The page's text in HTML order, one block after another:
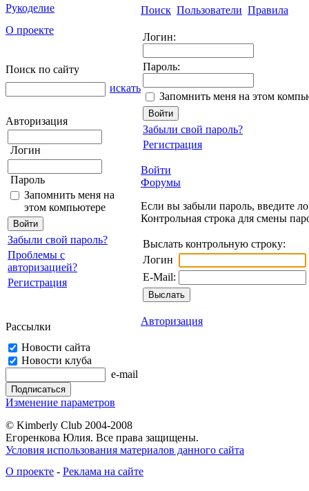
Рукоделие
О проекте
Поиск по сайту
искать
Авторизация
Логин
Пароль
Запомнить меня на
этом компьютере
Забыли свой пароль?
Проблемы с
авторизацией?
Регистрация
Рассылки
Новости сайта
Новости клуба
e-mail
Изменение параметров
Поиск Пользователи Правила
Логин:
Пароль:
Запомнить меня на этом
Забыли свой пароль?
Регистрация
Войти
Форумы
Если вы забыли пароль, введите
Контрольная строка для смены
Выслать контрольную строку:
Логин
E-Mail:
Авторизация
© Kimberly Club 2004-2008
Егоренкова Юлия. Все права защищены.
Условия использования материалов данного сайта
О проекте - Реклама на сайте